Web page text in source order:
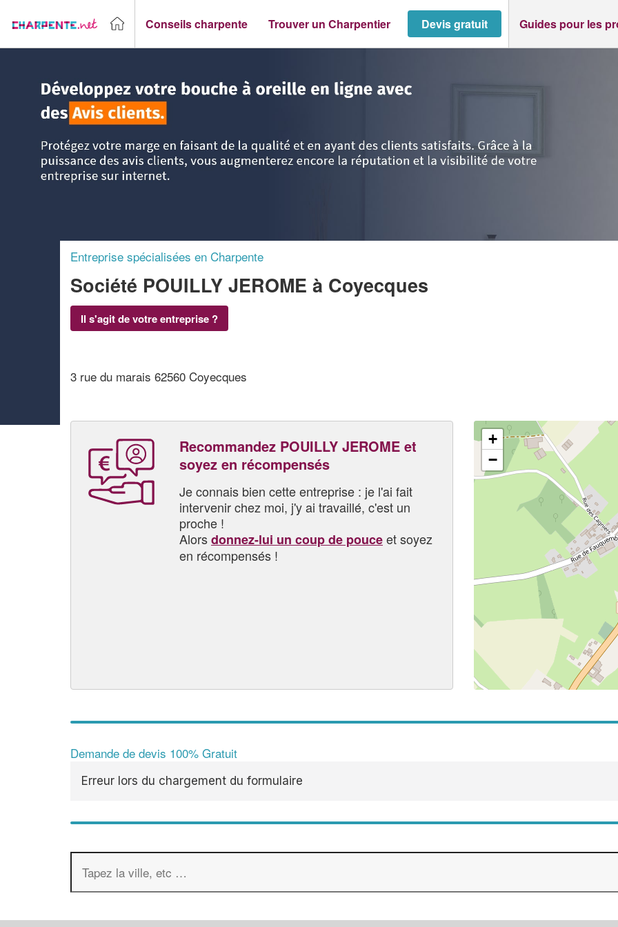
Conseils charpente Trouver un Charpentier Devis gratuit Guides pour les
Entreprise spécialisées en Charpente
Société POUILLY JEROME à Coyecques
Il s'agit de votre entreprise ?
3 rue du marais 62560 Coyecques
Recommandez POUILLY JEROME et
soyez en récompensés
Je connais bien cette entreprise : je l'ai fait
intervenir chez moi, j'y ai travaillé, c'est un
proche !
Alorsdonnez-lui un coup de pouceet soyez
en récompensés !
+
−
Demande de devis 100% Gratuit
Erreur lors du chargement du formulaire